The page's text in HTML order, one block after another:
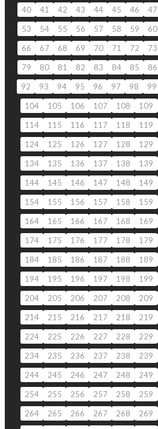
40
41 42 43 44 45 46 47
53
54 55 56 57 58 59 60
66
67 68 69 70 71 72 73
79
80 81 82 83 84 85 86
92
93 94 95 96 97 98 99
104
105 106 107 108 109
114
115 116 117 118 119
124
125 126 127 128 129
134
135 136 137 138 139
144
145 146 147 148 149
154
155 156 157 158 159
164
165 166 167 168 169
174
175 176 177 178 179
184
185 186 187 188 189
194
195 196 197 198 199
204
205 206 207 208 209
214
215 216 217 218 219
224
225 226 227 228 229
234
235 236 237 238 239
244
245 246 247 248 249
254
255 256 257 258 259
264
265 266 267 268 269